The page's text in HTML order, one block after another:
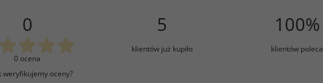
0
0 ocena
weryfikujemy oceny?
5
klientów już kupiło
100%
klientów poleca